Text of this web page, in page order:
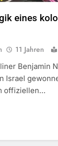
eines
11 Jahren
Benjamin
Israel
offiziellen…